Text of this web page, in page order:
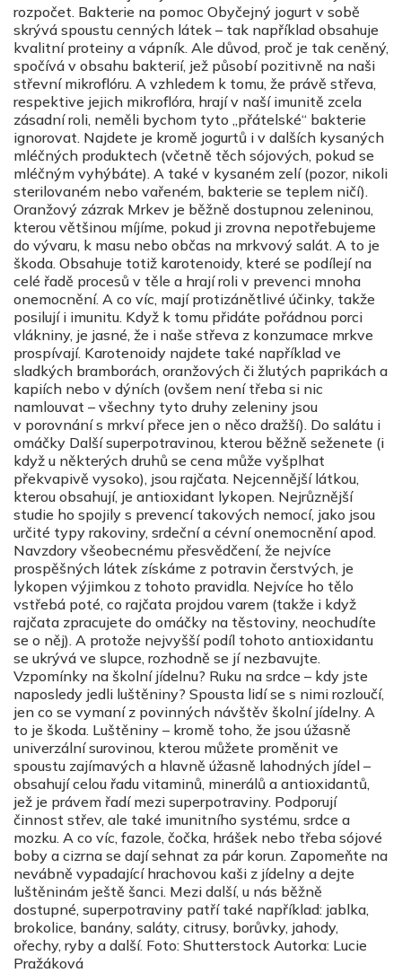
rozpočet. Bakterie na pomoc Obyčejný jogurt v sobě
skrývá spoustu cenných látek – tak například obsahuje
kvalitní proteiny a vápník. Ale důvod, proč je tak ceněný,
spočívá v obsahu bakterií, jež působí pozitivně na naši
střevní mikroflóru. A vzhledem k tomu, že právě střeva,
respektive jejich mikroflóra, hrají v naší imunitě zcela
zásadní roli, neměli bychom tyto „přátelské“ bakterie
ignorovat. Najdete je kromě jogurtů i v dalších kysaných
mléčných produktech (včetně těch sójových, pokud se
mléčným vyhýbáte). A také v kysaném zelí (pozor, nikoli
sterilovaném nebo vařeném, bakterie se teplem ničí).
Oranžový zázrak Mrkev je běžně dostupnou zeleninou,
kterou většinou míjíme, pokud ji zrovna nepotřebujeme
do vývaru, k masu nebo občas na mrkvový salát. A to je
škoda. Obsahuje totiž karotenoidy, které se podílejí na
celé řadě procesů v těle a hrají roli v prevenci mnoha
onemocnění. A co víc, mají protizánětlivé účinky, takže
posilují i imunitu. Když k tomu přidáte pořádnou porci
vlákniny, je jasné, že i naše střeva z konzumace mrkve
prospívají. Karotenoidy najdete také například ve
sladkých bramborách, oranžových či žlutých paprikách a
kapiích nebo v dýních (ovšem není třeba si nic
namlouvat – všechny tyto druhy zeleniny jsou
v porovnání s mrkví přece jen o něco dražší). Do salátu i
omáčky Další superpotravinou, kterou běžně seženete (i
když u některých druhů se cena může vyšplhat
překvapivě vysoko), jsou rajčata. Nejcennější látkou,
kterou obsahují, je antioxidant lykopen. Nejrůznější
studie ho spojily s prevencí takových nemocí, jako jsou
určité typy rakoviny, srdeční a cévní onemocnění apod.
Navzdory všeobecnému přesvědčení, že nejvíce
prospěšných látek získáme z potravin čerstvých, je
lykopen výjimkou z tohoto pravidla. Nejvíce ho tělo
vstřebá poté, co rajčata projdou varem (takže i když
rajčata zpracujete do omáčky na těstoviny, neochudíte
se o něj). A protože nejvyšší podíl tohoto antioxidantu
se ukrývá ve slupce, rozhodně se jí nezbavujte.
Vzpomínky na školní jídelnu? Ruku na srdce – kdy jste
naposledy jedli luštěniny? Spousta lidí se s nimi rozloučí,
jen co se vymaní z povinných návštěv školní jídelny. A
to je škoda. Luštěniny – kromě toho, že jsou úžasně
univerzální surovinou, kterou můžete proměnit ve
spoustu zajímavých a hlavně úžasně lahodných jídel –
obsahují celou řadu vitaminů, minerálů a antioxidantů,
jež je právem řadí mezi superpotraviny. Podporují
činnost střev, ale také imunitního systému, srdce a
mozku. A co víc, fazole, čočka, hrášek nebo třeba sójové
boby a cizrna se dají sehnat za pár korun. Zapomeňte na
nevábně vypadající hrachovou kaši z jídelny a dejte
luštěninám ještě šanci. Mezi další, u nás běžně
dostupné, superpotraviny patří také například: jablka,
brokolice, banány, saláty, citrusy, borůvky, jahody,
ořechy, ryby a další. Foto: Shutterstock Autorka: Lucie
Pražáková